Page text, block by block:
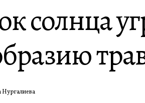
солнца
Нургалиева